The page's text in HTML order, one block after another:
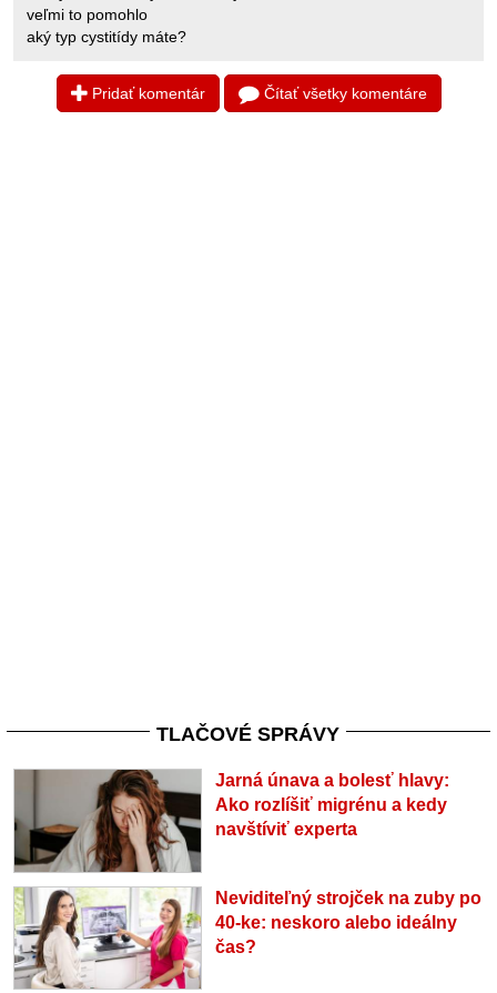
veľmi to pomohlo
aký typ cystitídy máte?
Pridať komentár Čítať všetky komentáre
TLAČOVÉ SPRÁVY
Jarná únava a bolesť hlavy:
Ako rozlíšiť migrénu a kedy
navštíviť experta
Neviditeľný strojček na zuby po
40-ke: neskoro alebo ideálny
čas?